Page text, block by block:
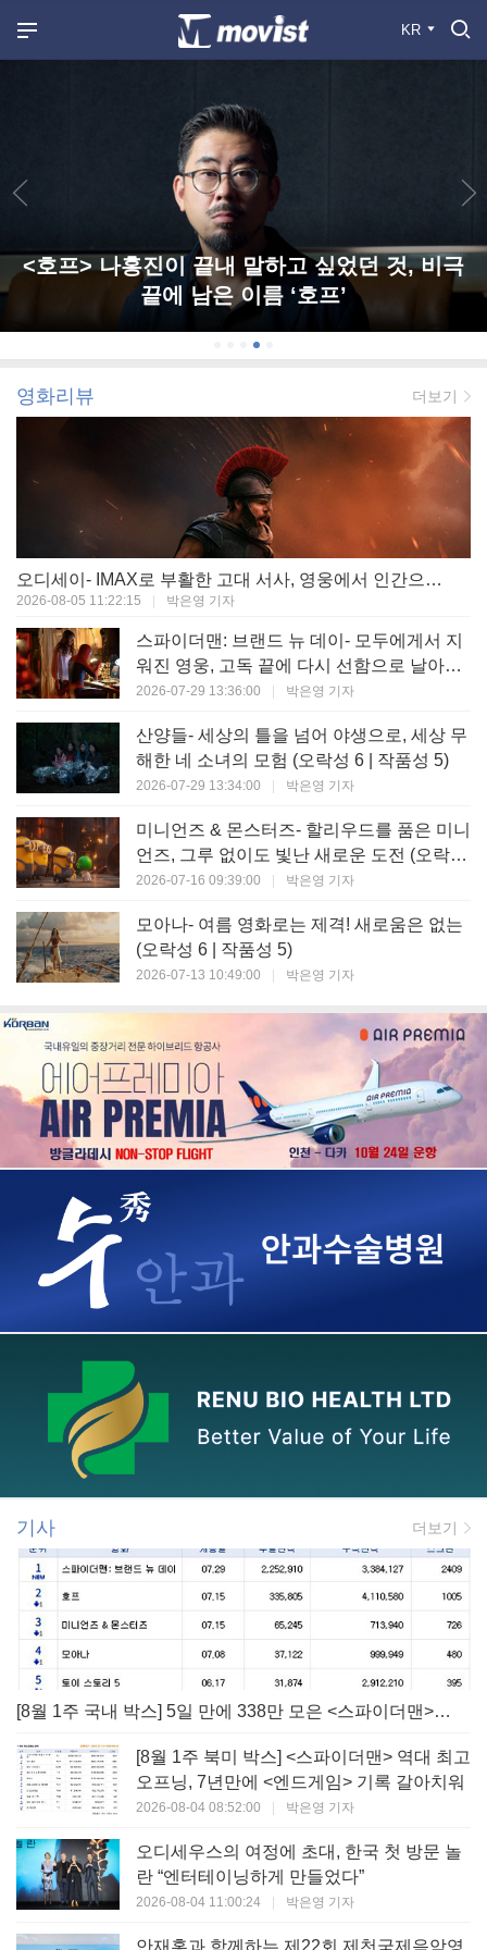
KR
<호프> 나홍진이 끝내 말하고 싶었던 것, 비극
끝에 남은 이름 ‘호프’
영화리뷰 더보기
오디세이- IMAX로 부활한 고대 서사, 영웅에서 인간으로의 귀환 (오락성 9 | 작품성 9)
2026-08-05 11:22:15 박은영 기자
스파이더맨: 브랜드 뉴 데이- 모두에게서 지
워진 영웅, 고독 끝에 다시 선함으로 날아오
르다 (오락성 8 | 작품성 8)
2026-07-29 13:36:00 박은영 기자
산양들- 세상의 틀을 넘어 야생으로, 세상 무
해한 네 소녀의 모험 (오락성 6 | 작품성 5)
2026-07-29 13:34:00 박은영 기자
미니언즈 & 몬스터즈- 할리우드를 품은 미니
언즈, 그루 없이도 빛난 새로운 도전 (오락성
7 | 작품성 6)
2026-07-16 09:39:00 박은영 기자
모아나- 여름 영화로는 제격! 새로움은 없는
(오락성 6 | 작품성 5)
2026-07-13 10:49:00 박은영 기자
기사 더보기
[8월 1주 국내 박스] 5일 만에 338만 모은 <스파이더맨> 극장가 235% 대반등, <호프>는 400만 돌파
[8월 1주 북미 박스] <스파이더맨> 역대 최고
오프닝, 7년만에 <엔드게임> 기록 갈아치워
2026-08-04 08:52:00 | 박은영 기자
오디세우스의 여정에 초대, 한국 첫 방문 놀
란 “엔터테이닝하게 만들었다”
2026-08-04 11:00:24 | 박은영 기자
안재홍과 함께하는 제22회 제천국제음악영